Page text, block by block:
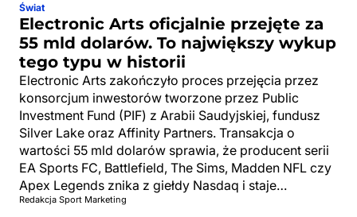
Świat
Electronic Arts oficjalnie przejęte za
55 mld dolarów. To największy wykup
tego typu w historii
Electronic Arts zakończyło proces przejęcia przez
konsorcjum inwestorów tworzone przez Public
Investment Fund (PIF) z Arabii Saudyjskiej, fundusz
Silver Lake oraz Affinity Partners. Transakcja o
wartości 55 mld dolarów sprawia, że producent serii
EA Sports FC, Battlefield, The Sims, Madden NFL czy
Apex Legends znika z giełdy Nasdaq i staje…
Redakcja Sport Marketing